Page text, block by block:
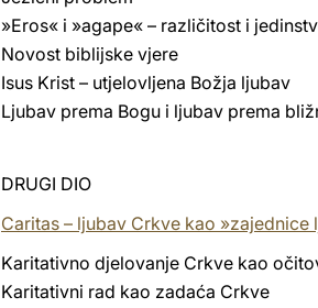
»Eros« i »agape« – različitost i
Novost biblijske vjere
Isus Krist – utjelovljena Božja ljubav
Ljubav prema Bogu i ljubav prema
DRUGI DIO
Caritas – ljubav Crkve kao »zajednice
Karitativno djelovanje Crkve kao
Karitativni rad kao zadaća Crkve